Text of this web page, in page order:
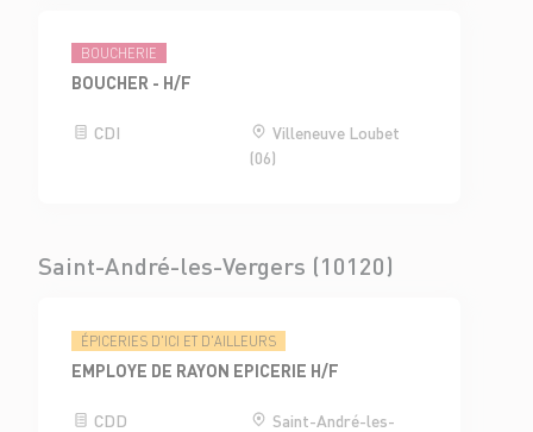
BOUCHERIE
BOUCHER - H/F
CDI
Villeneuve Loubet
(06)
Saint-André-les-Vergers (10120)
ÉPICERIES D'ICI ET D'AILLEURS
EMPLOYE DE RAYON EPICERIE H/F
CDD
Saint-André-les-